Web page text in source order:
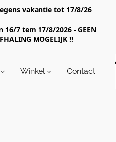
vakantie tot 17/8/26
16/7 tem 17/8/2026 - GEEN
MOGELIJK !!
Winkel Contact